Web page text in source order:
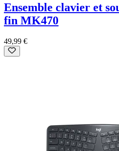
Ensemble clavier et
fin MK470
49,99 €